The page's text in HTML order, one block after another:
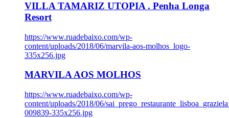
VILLA TAMARIZ UTOPIA . Penha Longa
Resort
https://www.ruadebaixo.com/wp-
content/uploads/2018/06/marvila-aos-molhos_logo-
335x256.jpg
MARVILA AOS MOLHOS
https://www.ruadebaixo.com/wp-
content/uploads/2018/06/
009839-335x256.jpg